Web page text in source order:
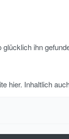
ihn
hier. Inhaltlich